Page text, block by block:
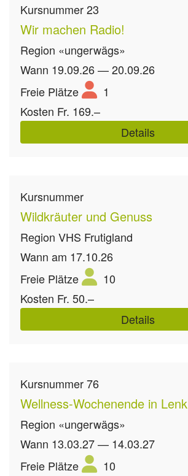
Kursnummer23
Wir machen Radio!
Region «ungerwägs»
Wann 19.09.26 — 20.09.26
Freie Plätze
1
Kosten Fr. 169.–
Details
Kursnummer
Wildkräuter und Genuss
Region VHS Frutigland
Wann am 17.10.26
Freie Plätze
10
Kosten Fr. 50.–
Details
Kursnummer76
Wellness-Wochenende in Lenk
Region «ungerwägs»
Wann 13.03.27 — 14.03.27
Freie Plätze
10